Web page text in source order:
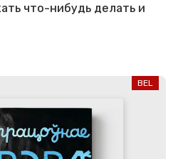
что-нибудь делать и
BEL